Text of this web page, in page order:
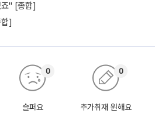
" [종합]
]
슬퍼요
0
추가취재 원해요
0